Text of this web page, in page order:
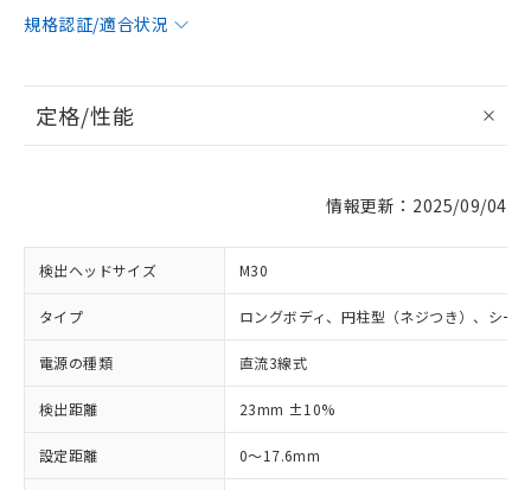
規格認証/適合状況
定格/性能
情報更新：2025/09/04
検出ヘッドサイズ M30
タイプ ロングボディ、円柱型（ネジつき）、シー
電源の種類 直流3線式
検出距離 23mm ±10%
設定距離 0～17.6mm